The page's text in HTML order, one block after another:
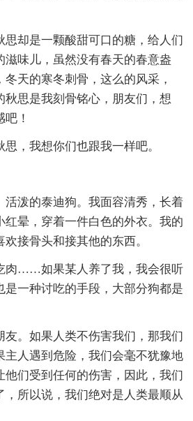
思却是一颗酸甜可口的糖，给人们
滋味儿，虽然没有春天的春意盎
天的寒冬刺骨，这么的风采，
秋思是我刻骨铭心，朋友们，想
！
，我想你们也跟我一样吧。
活泼的泰迪狗。我面容清秀，长着
红晕，穿着一件白色的外衣。我的
接骨头和接其他的东西。
肉……如果某人养了我，我会很听
是一种讨吃的手段，大部分狗都是
友。如果人类不伤害我们，那我们
主人遇到危险，我们会毫不犹豫地
他们受到任何的伤害，因此，我们
，所以说，我们绝对是人类最顺从